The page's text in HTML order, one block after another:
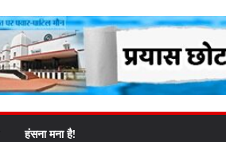
हंसना मना है!